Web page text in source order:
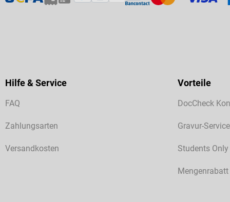
Hilfe & Service
FAQ
Zahlungsarten
Versandkosten
Vorteile
DocCheck
Gravur-Service
Students Only
Mengenrabatt